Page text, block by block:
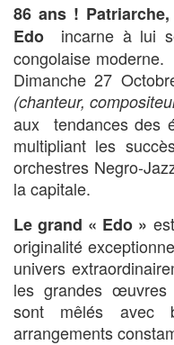
86 ans !
Edo
incarne à lui
congolaise
Dimanche 27
(chanteur,
aux tendances des
multipliant les
orchestres Negro-
la capitale.
Le grand « Edo »
originalité
univers
les grandes œuvres
sont mêlés avec
arrangements